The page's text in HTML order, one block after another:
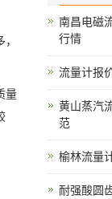
量
南昌电磁
行情
流量计报
黄山蒸汽
范
榆林流量
耐强酸圆